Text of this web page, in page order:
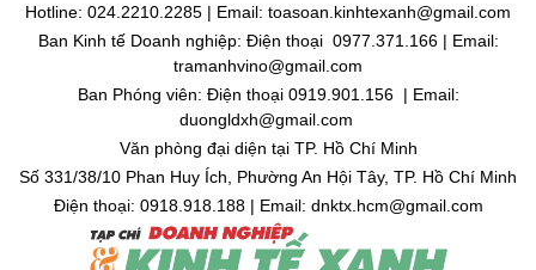
Hotline: 024.2210.2285 | Email: toasoan.kinhtexanh@gmail.com
Ban Kinh tế Doanh nghiệp: Điện thoại 0977.371.166 | Email:
tramanhvino@gmail.com
Ban Phóng viên: Điện thoại 0919.901.156 | Email:
duongldxh@gmail.com
Văn phòng đại diện tại TP. Hồ Chí Minh
Số 331/38/10 Phan Huy Ích, Phường An Hội Tây, TP. Hồ Chí Minh
Điện thoại: 0918.918.188 | Email: dnktx.hcm@gmail.com